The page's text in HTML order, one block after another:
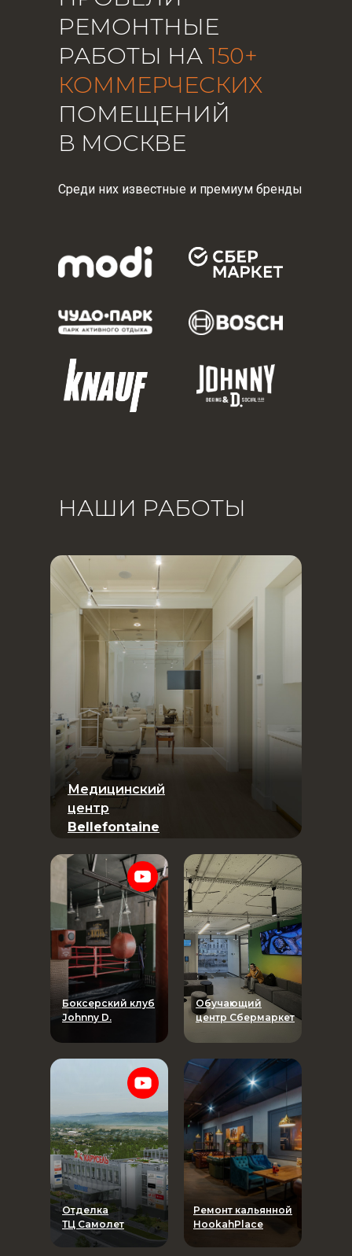
РЕМОНТНЫЕ
РАБОТЫ НА 150+
КОММЕРЧЕСКИХ
ПОМЕЩЕНИЙ
В МОСКВЕ
Среди них известные и премиум бренды
НАШИ РАБОТЫ
Медицинский
центр
Bellefontaine
Ремонт кальянной
HookahPlace
Обучающий
центр Сбермаркет
Отделка
ТЦ Самолет
Боксерский клуб
Johnny D.